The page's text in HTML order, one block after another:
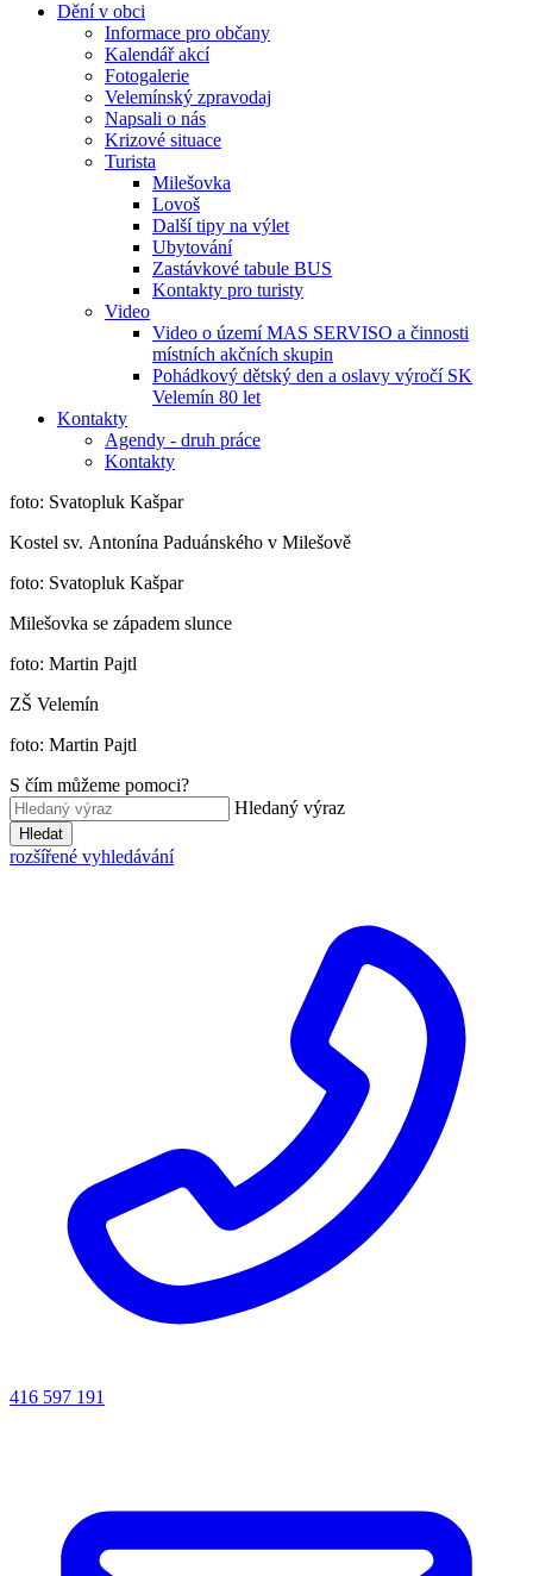
Dění v obci
Informace pro občany
Kalendář akcí
Fotogalerie
Velemínský zpravodaj
Napsali o nás
Krizové situace
Turista
Milešovka
Lovoš
Další tipy na výlet
Ubytování
Zastávkové tabule BUS
Kontakty pro turisty
Video
Video o území MAS SERVISO a činnosti
místních akčních skupin
Pohádkový dětský den a oslavy výročí SK
Velemín 80 let
Kontakty
Agendy - druh práce
Kontakty
foto: Svatopluk Kašpar
Kostel sv. Antonína Paduánského v Milešově
foto: Svatopluk Kašpar
Milešovka se západem slunce
foto: Martin Pajtl
ZŠ Velemín
foto: Martin Pajtl
S čím můžeme pomoci?
Hledaný výraz
Hledat
rozšířené vyhledávání
416 597 191